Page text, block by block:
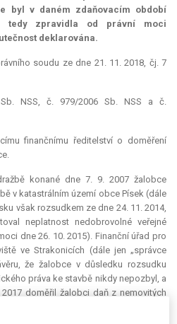
byl v daném zdaňovacím období
tedy zpravidla od právní moci
deklarována.
soudu ze dne 21. 11. 2018, čj. 7
NSS, č. 979/2006 Sb. NSS a č.
finančnímu ředitelství o doměření
konané dne 7. 9. 2007 žalobce
v katastrálním území obce Písek (dále
však rozsudkem ze dne 24. 11. 2014,
neplatnost nedobrovolné veřejné
dne 26. 10. 2015). Finanční úřad pro
ve Strakonicích (dále jen „správce
že žalobce v důsledku rozsudku
práva ke stavbě nikdy nepozbyl, a
doměřil žalobci daň z nemovitých